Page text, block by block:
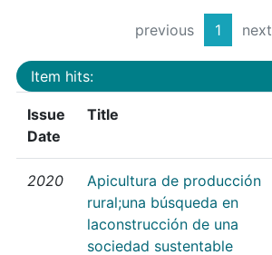
previous 1 next
Item hits:
Issue
Date
Title
2020
Apicultura de producción
rural;una búsqueda en
laconstrucción de una
sociedad sustentable